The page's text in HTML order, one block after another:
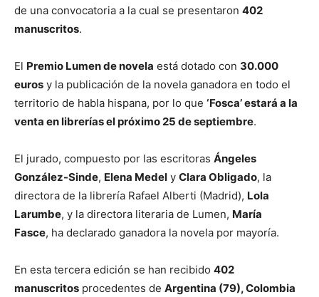
de una convocatoria a la cual se presentaron 402
manuscritos.
El Premio Lumen de novela está dotado con 30.000
euros y la publicación de la novela ganadora en todo el
territorio de habla hispana, por lo que ‘Fosca’ estará a la
venta en librerías el próximo 25 de septiembre.
El jurado, compuesto por las escritoras Ángeles
González-Sinde, Elena Medel y Clara Obligado, la
directora de la librería Rafael Alberti (Madrid), Lola
Larumbe, y la directora literaria de Lumen, María
Fasce, ha declarado ganadora la novela por mayoría.
En esta tercera edición se han recibido 402
manuscritos procedentes de Argentina (79), Colombia